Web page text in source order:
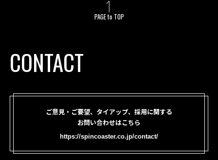
PAGE to TOP
CONTACT
ご意見・ご要望、タイアップ、採用に関する
お問い合わせはこちら
https://spincoaster.co.jp/contact/